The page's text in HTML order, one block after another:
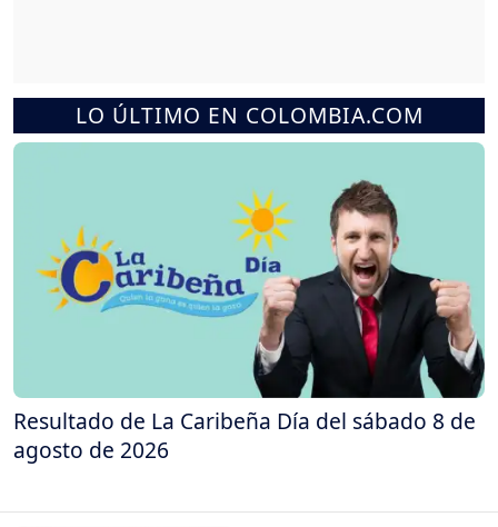
LO ÚLTIMO EN COLOMBIA.COM
Resultado de La Caribeña Día del sábado 8 de
agosto de 2026